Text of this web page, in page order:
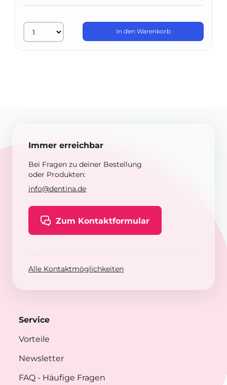
In den Warenkorb
Immer erreichbar
Bei Fragen zu deiner Bestellung
oder Produkten:
info@dentina.de
Zum Kontaktformular
Alle Kontaktmöglichkeiten
Service
Vorteile
Newsletter
FAQ - Häufige Fragen